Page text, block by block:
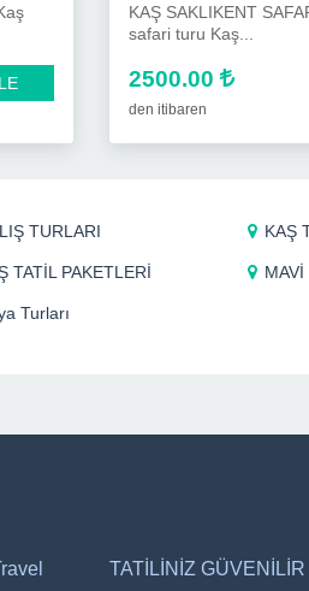
KAŞ SAKLIKENT
safari turu Kaş...
2500.00
den itibaren
TURLARI KAŞ
TATİL PAKETLERİ
Turları
TATİLİNİZ